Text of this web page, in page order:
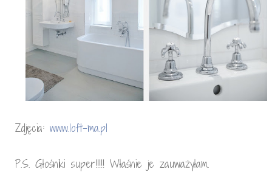
Zdjęcia: www.loft-ma.pl
P.S. Głośniki super!!!!! Właśnie je zauważyłam.